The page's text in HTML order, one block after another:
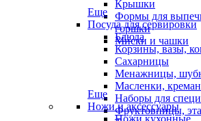
Крышки
Формы для
горшки
Миски и чашки
Еще
Посуда для сервировки
Блюда
Корзины, вазы,
Сахарницы
Менажницы,
Масленки,
Наборы для
Фруктовницы,
Еще
Ножи и аксессуары
Ножи кухонные